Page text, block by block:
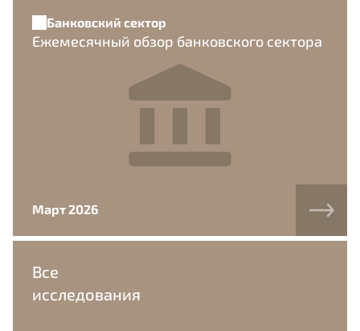
Банковский сектор
Ежемесячный обзор банковского сектора
Март 2026
Все
исследования